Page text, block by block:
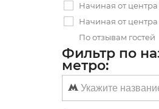
Начиная от центра
Начиная от центра
По отзывам гостей
Фильтр по
метро: